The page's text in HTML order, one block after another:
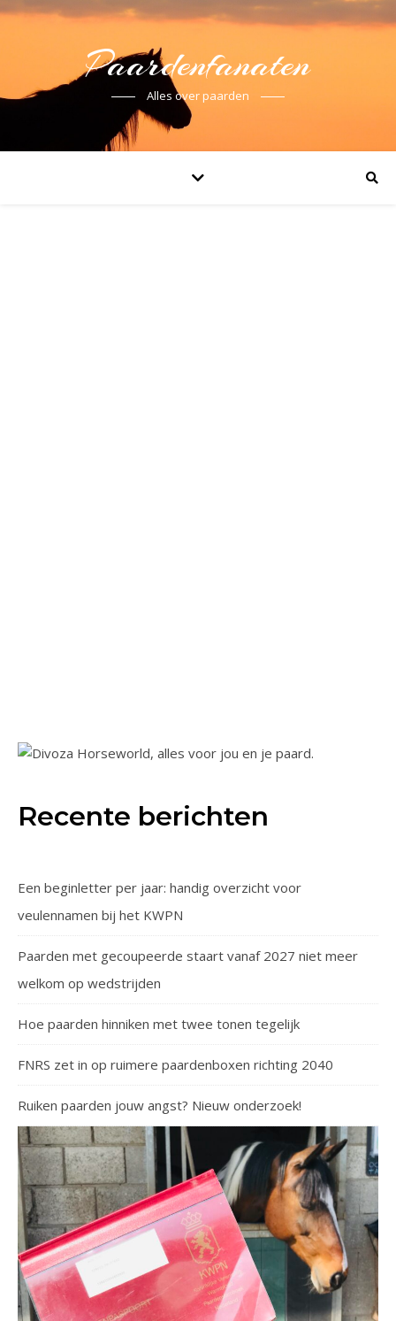
Paardenfanaten
Alles over paarden
Recente berichten
Een beginletter per jaar: handig overzicht voor
veulennamen bij het KWPN
Paarden met gecoupeerde staart vanaf 2027 niet meer
welkom op wedstrijden
Hoe paarden hinniken met twee tonen tegelijk
FNRS zet in op ruimere paardenboxen richting 2040
Ruiken paarden jouw angst? Nieuw onderzoek!